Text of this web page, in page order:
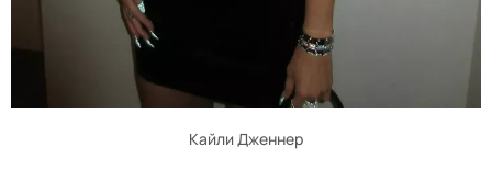
Кайли Дженнер